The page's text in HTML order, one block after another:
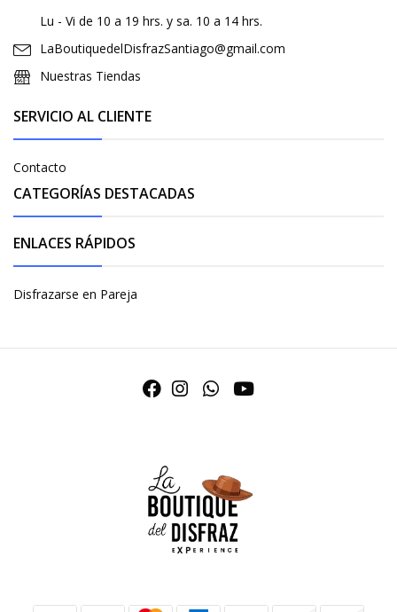
Lu - Vi de 10 a 19 hrs. y sa. 10 a 14 hrs.
LaBoutiquedelDisfrazSantiago@gmail.com
Nuestras Tiendas
SERVICIO AL CLIENTE
Contacto
CATEGORÍAS DESTACADAS
ENLACES RÁPIDOS
Disfrazarse en Pareja